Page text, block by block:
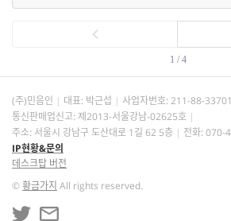
1 / 4
(주)민음인 대표: 박근섭 사업자번호: 211-88-33701
통신판매업신고: 제2013-서울강남-02625호
주소: 서울시 강남구 도산대로 1길 62 5층
전화: 070-
IP현황&문의
데스크탑 버전
©황금가지 All rights reserved.